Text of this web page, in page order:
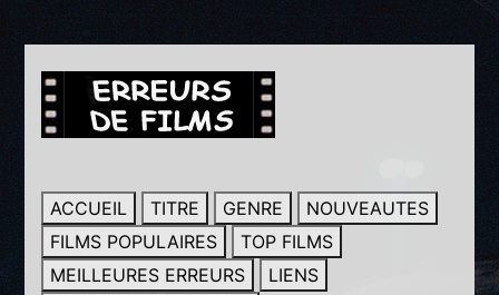
ACCUEIL TITRE GENRE
NOUVEAUTES
FILMS POPULAIRES
TOP FILMS
MEILLEURES ERREURS
LIENS